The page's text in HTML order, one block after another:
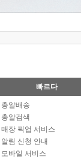
빠르다
총알배송
총알검색
매장 픽업 서비스
알림 신청 안내
모바일 서비스